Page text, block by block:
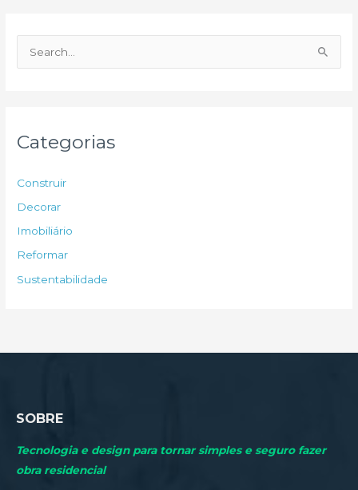
e
p
o
r
Categorias
Construir
Decorar
Imobiliário
Reformar
Sustentabilidade
SOBRE
Tecnologia e design para tornar simples e seguro fazer
obra residencial